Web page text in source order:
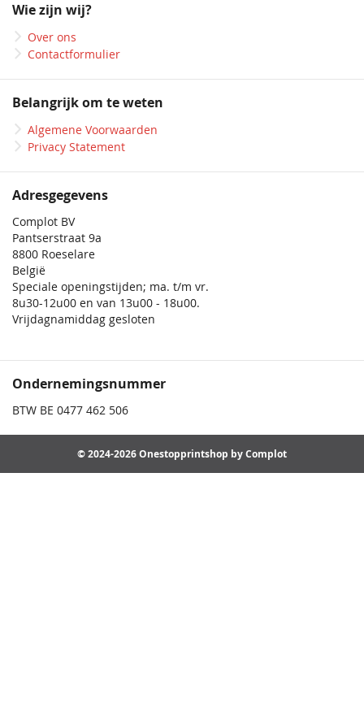
nieuwsbrief
Wie zijn wij?
Over ons
Contactformulier
Belangrijk om te weten
Algemene Voorwaarden
Privacy Statement
Adresgegevens
Complot BV
Pantserstraat 9a
8800 Roeselare
België
Speciale openingstijden; ma. t/m vr.
8u30-12u00 en van 13u00 - 18u00.
Vrijdagnamiddag gesloten
Ondernemingsnummer
BTW BE 0477 462 506
© 2024-2026 Onestopprintshop by Complot